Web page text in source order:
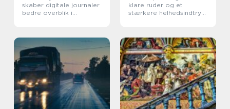
skaber digitale journaler
bedre overblik i
klare ruder og et
stærkere helhedsindtryk